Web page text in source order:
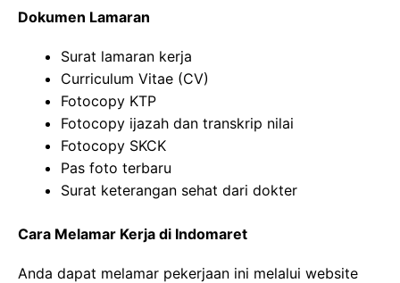
Dokumen Lamaran
Surat lamaran kerja
Curriculum Vitae (CV)
Fotocopy KTP
Fotocopy ijazah dan transkrip nilai
Fotocopy SKCK
Pas foto terbaru
Surat keterangan sehat dari dokter
Cara Melamar Kerja di Indomaret
Anda dapat melamar pekerjaan ini melalui website